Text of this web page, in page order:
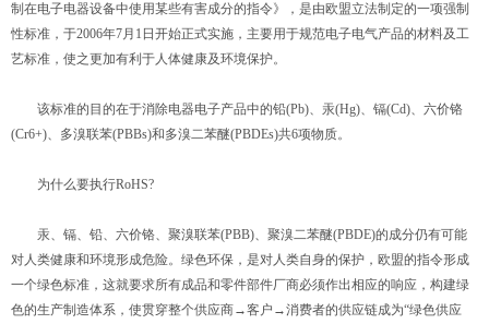
制在电子电器设备中使用某些有害成分的指令》，是由欧盟立法制定的一项强制
性标准，于2006年7月1日开始正式实施，主要用于规范电子电气产品的材料及工
艺标准，使之更加有利于人体健康及环境保护。
该标准的目的在于消除电器电子产品中的铅(Pb)、汞(Hg)、镉(Cd)、六价铬
(Cr6+)、多溴联苯(PBBs)和多溴二苯醚(PBDEs)共6项物质。
为什么要执行RoHS?
汞、镉、铅、六价铬、聚溴联苯(PBB)、聚溴二苯醚(PBDE)的成分仍有可能
对人类健康和环境形成危险。绿色环保，是对人类自身的保护，欧盟的指令形成
一个绿色标准，这就要求所有成品和零件部件厂商必须作出相应的响应，构建绿
色的生产制造体系，使贯穿整个供应商→客户→消费者的供应链成为“绿色供应